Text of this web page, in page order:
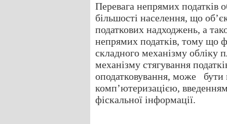
Перевага непрямих податків
більшості населення, що
податкових надходжень, а
непрямих податків, тому що
складного механізму обліку
механізму стягування
оподатковування, може бути
комп’ютеризацією,
фіскальної інформації.